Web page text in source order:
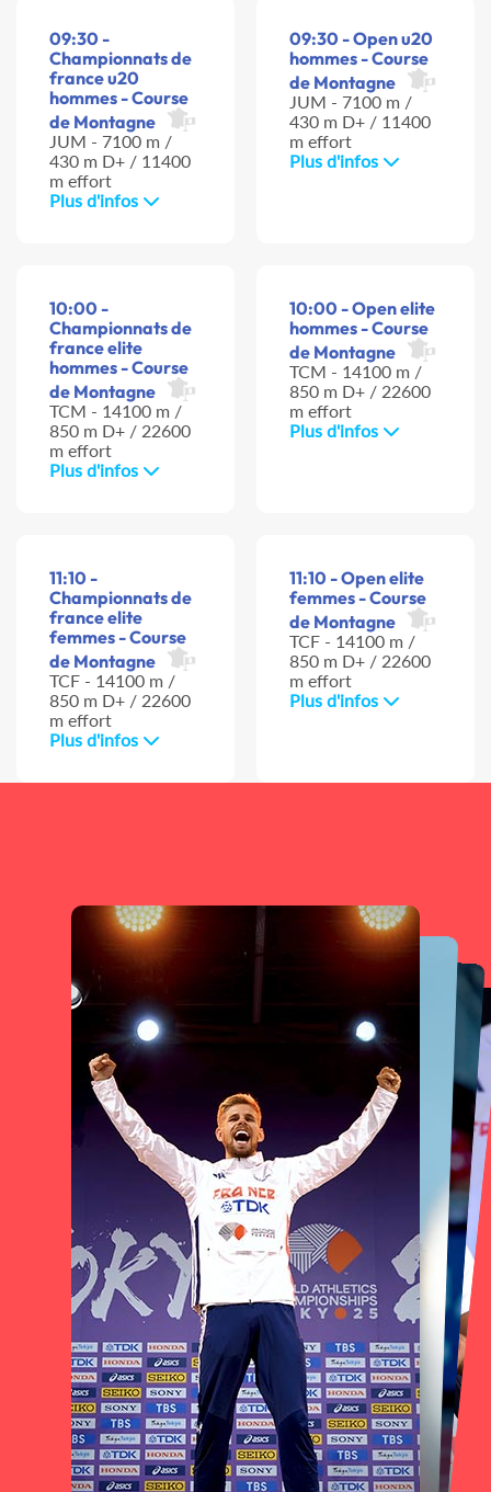
09:30 -
Championnats de
france u20
hommes - Course
de Montagne
JUM - 7100 m /
430 m D+ / 11400
m effort
Plus d'infos
09:30 - Open u20
hommes - Course
de Montagne
JUM - 7100 m /
430 m D+ / 11400
m effort
Plus d'infos
10:00 -
Championnats de
france elite
hommes - Course
de Montagne
TCM - 14100 m /
850 m D+ / 22600
m effort
Plus d'infos
10:00 - Open elite
hommes - Course
de Montagne
TCM - 14100 m /
850 m D+ / 22600
m effort
Plus d'infos
11:10 -
Championnats de
france elite
femmes - Course
de Montagne
TCF - 14100 m /
850 m D+ / 22600
m effort
Plus d'infos
11:10 - Open elite
femmes - Course
de Montagne
TCF - 14100 m /
850 m D+ / 22600
m effort
Plus d'infos